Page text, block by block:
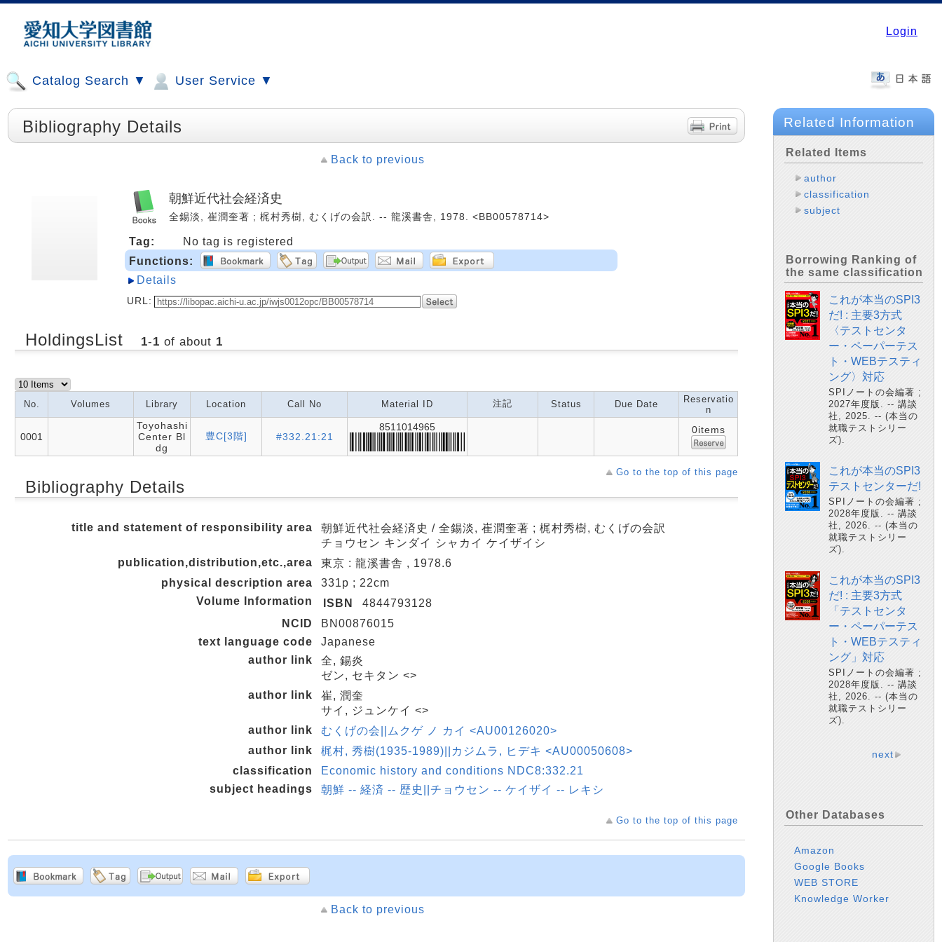
Login
Catalog Search ▼ User Service ▼
Bibliography Details
Back to previous
朝鮮近代社会経済史
全錫淡, 崔潤奎著 ; 梶村秀樹, むくげの会訳. -- 龍溪書舎, 1978. <BB00578714>
Tag:
No tag is registered
Functions:
Details
URL:
HoldingsList 1-1 of about 1
No. Volumes Library Location Call No Material ID 注記 Status Due Date
Reservatio
n
0001
Toyohashi
Center Bl
dg
豊C[3階] #332.21:21
8511014965 0items
Go to the top of this page
Bibliography Details
title and statement of responsibility area
朝鮮近代社会経済史 / 全錫淡, 崔潤奎著 ; 梶村秀樹, むくげの会訳
チョウセン キンダイ シャカイ ケイザイシ
publication,distribution,etc.,area
東京 : 龍溪書舎 , 1978.6
physical description area
331p ; 22cm
Volume Information
ISBN
4844793128
NCID
BN00876015
text language code
Japanese
author link
全, 錫炎
ゼン, セキタン <>
author link
崔, 潤奎
サイ, ジュンケイ <>
author link
むくげの会||ムクゲ ノ カイ <AU00126020>
author link
梶村, 秀樹(1935-1989)||カジムラ, ヒデキ <AU00050608>
classification
Economic history and conditions NDC8:332.21
subject headings
朝鮮 -- 経済 -- 歴史||チョウセン -- ケイザイ -- レキシ
Go to the top of this page
Back to previous
Related Information
Related Items
author
classification
subject
Borrowing Ranking of
the same classification
これが本当のSPI3
だ! : 主要3方式
〈テストセンタ
ー・ペーパーテス
ト・WEBテスティ
ング〉対応
SPIノートの会編著 ;
2027年度版. -- 講談
社, 2025. -- (本当の
就職テストシリー
ズ).
これが本当のSPI3
テストセンターだ!
SPIノートの会編著 ;
2028年度版. -- 講談
社, 2026. -- (本当の
就職テストシリー
ズ).
これが本当のSPI3
だ! : 主要3方式
「テストセンタ
ー・ペーパーテス
ト・WEBテスティ
ング」対応
SPIノートの会編著 ;
2028年度版. -- 講談
社, 2026. -- (本当の
就職テストシリー
ズ).
next
Other Databases
Amazon
Google Books
WEB STORE
Knowledge Worker